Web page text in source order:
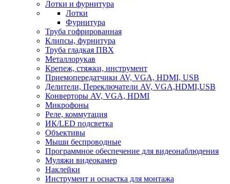
Лотки и фурнитура
Лотки
Фурнитура
Труба гофрированная
Клипсы, фурнитура
Труба гладкая ПВХ
Металлорукав
Крепеж, стяжки, инструмент
Приемопередатчики AV, VGA, HDMI, USB
Делители, Переключатели AV, VGA,HDMI,USB
Конверторы AV, VGA, HDMI
Микрофоны
Реле, коммутация
ИК/LED подсветка
Объективы
Мыши беспроводные
Программное обеспечение для видеонаблюдения
Муляжи видеокамер
Наклейки
Инструмент и оснастка для монтажа